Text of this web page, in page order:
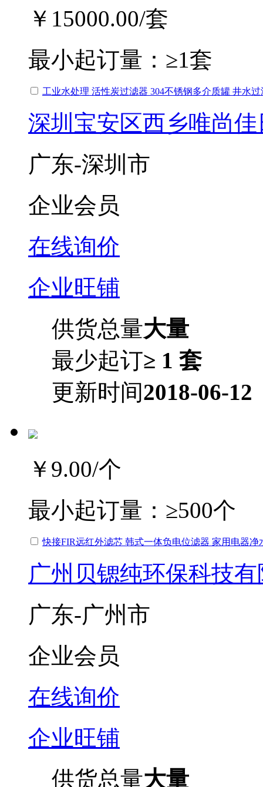
￥15000.00/套
最小起订量： ≥1套
工业水处理 活性炭过滤器 304不锈钢多介质罐 井水
深圳宝安区西乡唯尚
广东-深圳市
企业会员
在线询价
企业旺铺
供货总量大量
最少起订≥ 1 套
更新时间2018-06-12
￥9.00/个
最小起订量： ≥500个
快接FIR远红外滤芯 韩式一体负电位滤器 家用电器净
广州贝锶纯环保科技
广东-广州市
企业会员
在线询价
企业旺铺
供货总量大量